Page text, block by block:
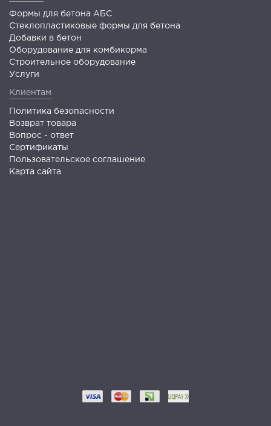
Формы для бетона АБС
Стеклопластиковые формы для бетона
Добавки в бетон
Оборудование для комбикорма
Строительное оборудование
Услуги
Клиентам
Политика безопасности
Возврат товара
Вопрос - ответ
Сертификаты
Пользовательское соглашение
Карта сайта